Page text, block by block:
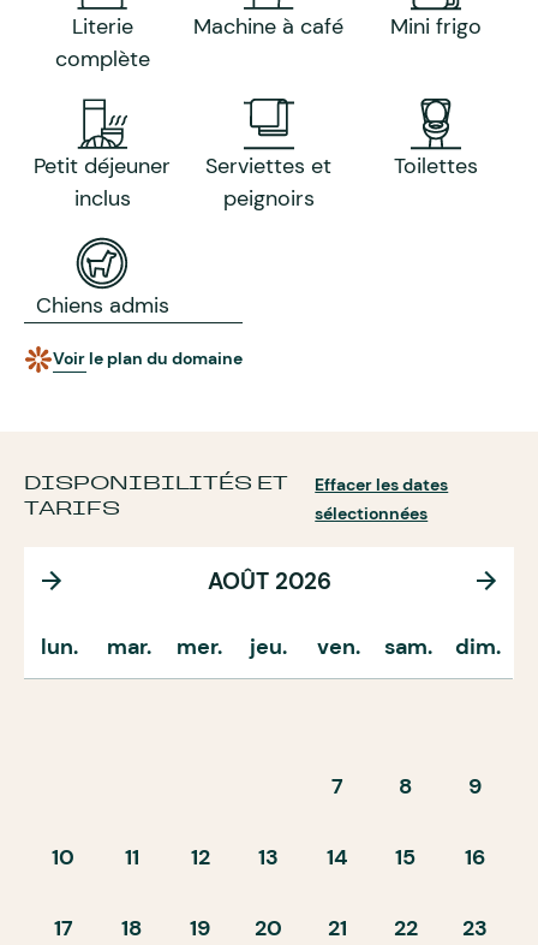
Literie
complète
Machine à café Mini frigo
Petit déjeuner
inclus
Serviettes et
peignoirs
Toilettes
Chiens admis
Voir le plan du domaine
DISPONIBILITÉS ET
TARIFS
Effacer les dates
sélectionnées
AOÛT 2026
lun. mar. mer. jeu. ven. sam. dim.
7 8 9
10 11 12 13 14 15 16
17 18 19 20 21 22 23